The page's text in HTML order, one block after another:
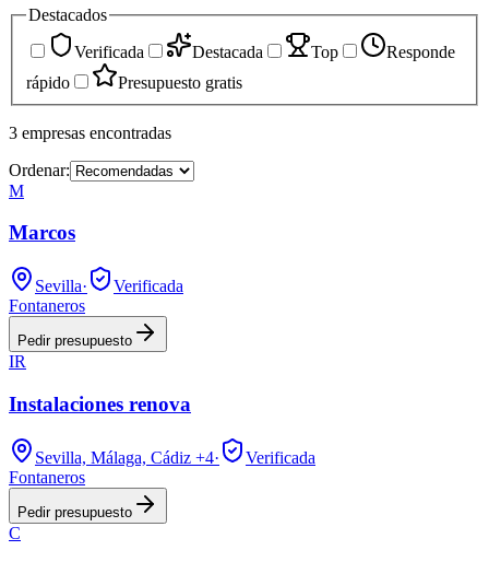
Destacados
Verificada
Destacada Top
Responde
rápido
Presupuesto gratis
3 empresas encontradas
Ordenar:
M
Marcos
Sevilla·
Verificada
Fontaneros
Pedir presupuesto
IR
Instalaciones renova
Sevilla, Málaga, Cádiz +4·
Verificada
Fontaneros
Pedir presupuesto
C